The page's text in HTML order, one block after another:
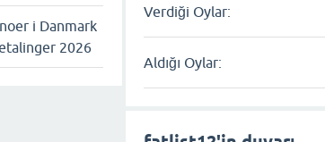
i Danmark
2026
Verdiği Oylar:
Aldığı Oylar: